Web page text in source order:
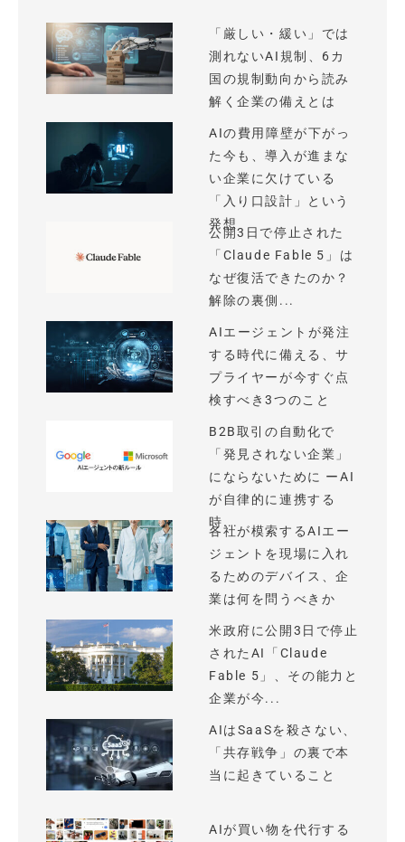
「厳しい・緩い」では
測れないAI規制、6カ
国の規制動向から読み
解く企業の備えとは
AIの費用障壁が下がっ
た今も、導入が進まな
い企業に欠けている
「入り口設計」という
発想
公開3日で停止された
「Claude Fable 5」は
なぜ復活できたのか？
解除の裏側...
AIエージェントが発注
する時代に備える、サ
プライヤーが今すぐ点
検すべき3つのこと
B2B取引の自動化で
「発見されない企業」
にならないために ーAI
が自律的に連携する
時...
各社が模索するAIエー
ジェントを現場に入れ
るためのデバイス、企
業は何を問うべきか
米政府に公開3日で停止
されたAI「Claude
Fable 5」、その能力と
企業が今...
AIはSaaSを殺さない、
「共存戦争」の裏で本
当に起きていること
AIが買い物を代行する